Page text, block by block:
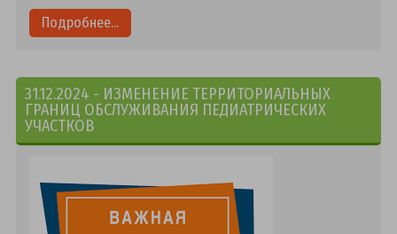
Подробнее...
31.12.2024 - ИЗМЕНЕНИЕ ТЕРРИТОРИАЛЬНЫХ
ГРАНИЦ ОБСЛУЖИВАНИЯ ПЕДИАТРИЧЕСКИХ
УЧАСТКОВ